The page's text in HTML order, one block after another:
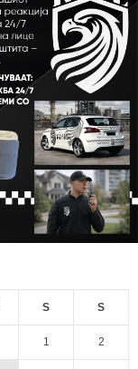
S S
1 2